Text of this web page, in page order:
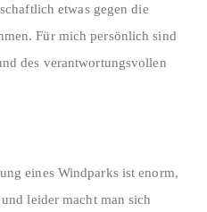
etwas gegen die
Für mich persönlich sind
des verantwortungsvollen
eines Windparks ist enorm,
leider macht man sich